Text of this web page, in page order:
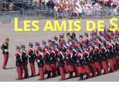
Les amis de